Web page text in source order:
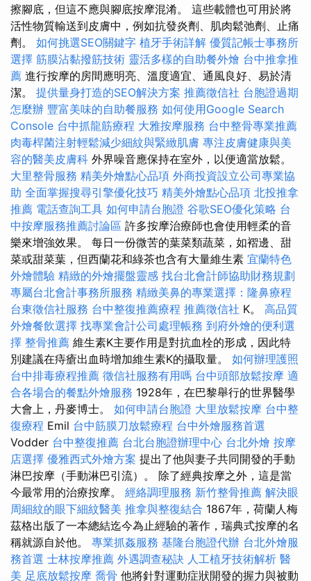
擦腳底，但這不應與腳底按摩混淆。 這些載體也可用於將
活性物質輸送到皮膚中，例如抗發炎劑、肌肉鬆弛劑、止痛
劑。 如何挑選SEO關鍵字 植牙手術詳解 優質記帳士事務所
選擇 筋膜沾黏撥筋技術 靈活多樣的自助餐外燴 台中推拿推
薦 進行按摩的房間應明亮、溫度適宜、通風良好、易於清
潔。 提供量身打造的SEO解決方案 推薦徵信社 台胞證過期
怎麼辦 豐富美味的自助餐服務 如何使用Google Search
Console 台中抓龍筋療程 大雅按摩服務 台中整骨專業推薦
肉毒桿菌注射輕鬆減少細紋與緊緻肌膚 專注皮膚健康與美
容的醫美皮膚科 外界噪音應保持在室外，以便適當放鬆。
大里整骨服務 精美外燴點心品項 外商投資設立公司專業協
助 全面掌握搜尋引擎優化技巧 精美外燴點心品項 北投推拿
推薦 電話查詢工具 如何申請台胞證 谷歌SEO優化策略 台
中按摩服務推薦討論區 許多按摩治療師也會使用輕柔的音
樂來增強效果。 每日一份微苦的葉菜類蔬菜，如褶邊、甜
菜或甜菜葉，但西蘭花和綠茶也含有大量維生素 宜蘭特色
外燴體驗 精緻的外燴擺盤靈感 找台北會計師協助財務規劃
專屬台北會計事務所服務 精緻美鼻的專業選擇：隆鼻療程
台東徵信社服務 台中整復推薦療程 推薦徵信社 K。 高品質
外燴餐飲選擇 找專業會計公司處理帳務 到府外燴的便利選
擇 整骨推薦 維生素K主要作用是對抗血栓的形成，因此特
別建議在痔瘡出血時增加維生素K的攝取量。 如何辦理護照
台中排毒療程推薦 徵信社服務有用嗎 台中頭部放鬆按摩 適
合各場合的餐點外燴服務 1928年，在巴黎舉行的世界醫學
大會上，丹麥博士。 如何申請台胞證 大里放鬆按摩 台中整
復療程 Emil 台中筋膜刀放鬆療程 台中外燴服務首選
Vodder 台中整復推薦 台北台胞證辦理中心 台北外燴 按摩
店選擇 優雅西式外燴方案 提出了他與妻子共同開發的手動
淋巴按摩（手動淋巴引流）。 除了經典按摩之外，這是當
今最常用的治療按摩。 經絡調理服務 新竹整骨推薦 解決眼
周細紋的眼下細紋醫美 推拿與整復結合 1867年，荷蘭人梅
茲格出版了一本總結迄今為止經驗的著作，瑞典式按摩的名
稱就源自於他。 專業抓姦服務 基隆台胞證代辦 台北外燴服
務首選 士林按摩推薦 外遇調查秘訣 人工植牙技術解析 醫
美 足底放鬆按摩 喬骨 他將針對運動症狀開發的握力與被動